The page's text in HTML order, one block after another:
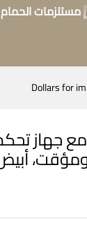
مستلزمات الحمام